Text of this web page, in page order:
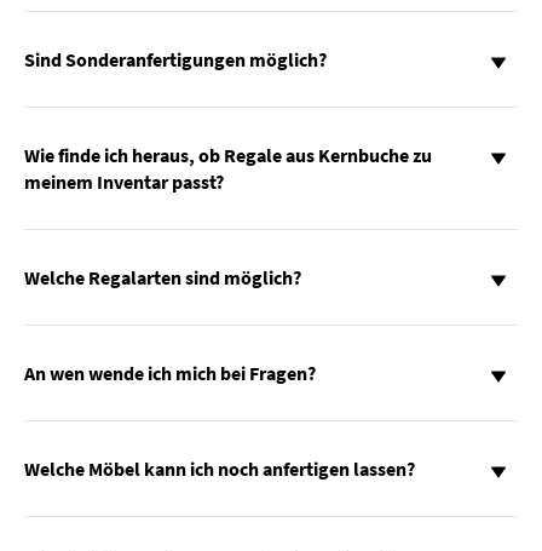
Sind Sonderanfertigungen möglich?
Wie finde ich heraus, ob Regale aus Kernbuche zu
meinem Inventar passt?
Welche Regalarten sind möglich?
An wen wende ich mich bei Fragen?
Welche Möbel kann ich noch anfertigen lassen?